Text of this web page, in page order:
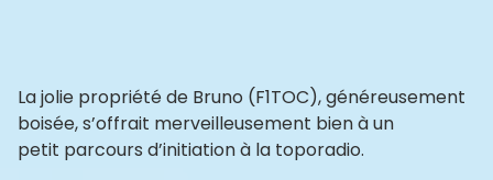
La jolie propriété de Bruno (F1TOC), généreusement
boisée, s’offrait merveilleusement bien à un
petit parcours d’initiation à la toporadio.